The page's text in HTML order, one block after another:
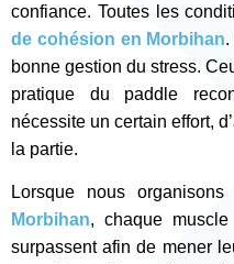
confiance. Toutes les
de cohésion en Morbihan.
bonne gestion du stress.
pratique du paddle
nécessite un certain effort,
la partie.
Lorsque nous organisons
Morbihan, chaque
surpassent afin de mener